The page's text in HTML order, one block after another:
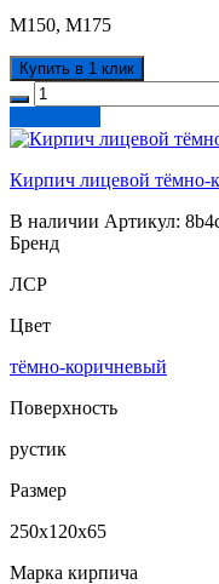
М150, М175
Купить в 1 клик
Кирпич лицевой тёмно-
В наличии Артикул:
Бренд
ЛСР
Цвет
тёмно-коричневый
Поверхность
рустик
Размер
250х120х65
Марка кирпича